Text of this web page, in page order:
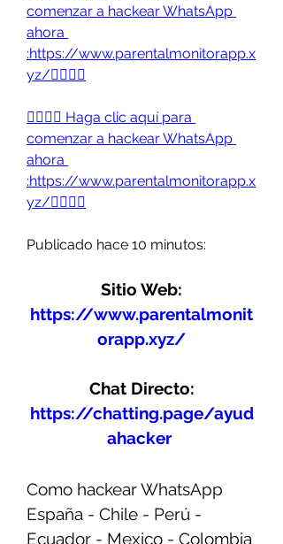
comenzar a hackear WhatsApp
ahora
:https://www.parentalmonitorapp.x
yz/👈🏻👈🏻
👉🏻👉🏻 Haga clic aquí para
comenzar a hackear WhatsApp
ahora
:https://www.parentalmonitorapp.x
yz/👈🏻👈🏻
Publicado hace 10 minutos:
Sitio Web:
https://www.parentalmonit
orapp.xyz/
Chat Directo:
https://chatting.page/ayud
ahacker
Como hackear WhatsApp
España - Chile - Perú -
Ecuador - Mexico - Colombia